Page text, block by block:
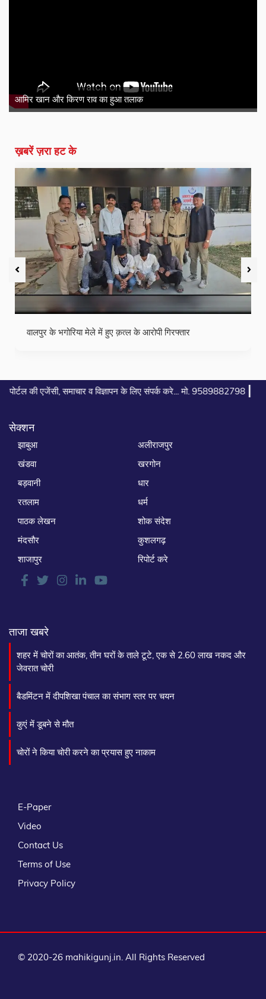
ग्राम पंचायत की सड़क ही हो गई चोरी ! उपसरपंच के साथ
शिकायत
ख़बरें ज़रा हट के
छः वर्षीय इजहान पठान ने रखा रोजा
विज्ञापन के लिए संपर्क करे... मो. 9589882798|
सेक्शन
झाबुआ
अलीराजपुर
खंडवा
खरगोन
बड़वानी
धार
रतलाम
धर्म
पाठक लेखन
शोक संदेश
मंदसौर
कुशलगढ़
शाजापुर
रिपोर्ट करे
ताजा खबरे
शहर में चोरों का आतंक, तीन घरों के ताले टूटे, एक से 2.60 लाख नकद और
जेवरात चोरी
बैडमिंटन में दीपशिखा पंचाल का संभाग स्तर पर चयन
कुएं में डूबने से मौत
चोरों ने किया चोरी करने का प्रयास हुए नाकाम
E-Paper
Video
Contact Us
Terms of Use
Privacy Policy
© 2020-26 mahikigunj.in. All Rights Reserved